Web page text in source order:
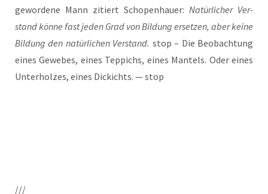
gewor­de­ne Mann zitiert Scho­pen­hau­er: Natür­li­cher Ver­
stand kön­ne fast jeden Grad von Bil­dung erset­zen, aber kei­ne
Bil­dung den natür­li­chen Ver­stand. stop – Die Beob­ach­tung
eines Gewe­bes, eines Tep­pichs, eines Man­tels. Oder eines
Unter­hol­zes, eines Dickichts. — stop
///